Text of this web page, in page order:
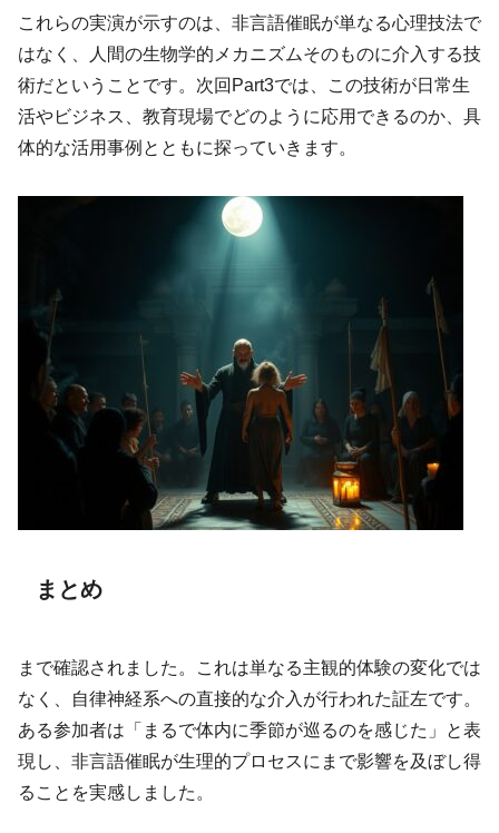
これらの実演が示すのは、非言語催眠が単なる心理技法で
はなく、人間の生物学的メカニズムそのものに介入する技
術だということです。次回Part3では、この技術が日常生
活やビジネス、教育現場でどのように応用できるのか、具
体的な活用事例とともに探っていきます。
まとめ
まで確認されました。これは単なる主観的体験の変化では
なく、自律神経系への直接的な介入が行われた証左です。
ある参加者は「まるで体内に季節が巡るのを感じた」と表
現し、非言語催眠が生理的プロセスにまで影響を及ぼし得
ることを実感しました。